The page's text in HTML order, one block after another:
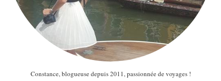
Constance, blogueuse depuis 2011, passionnée de voyages !